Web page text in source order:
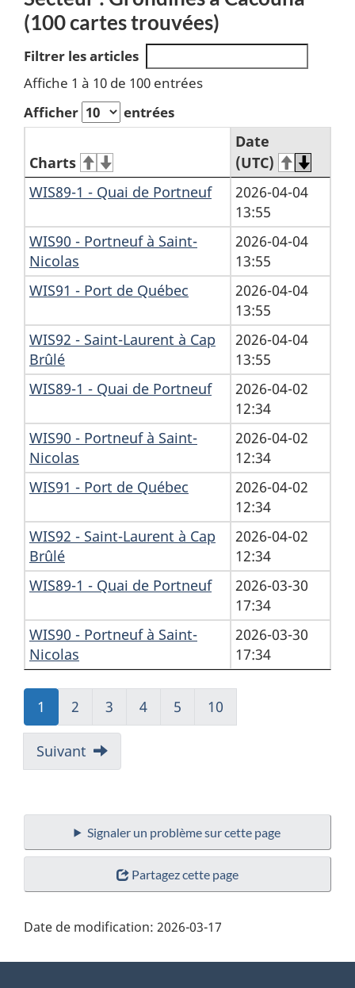
(100 cartes trouvées)
Filtrer les articles
Affiche 1 à 10 de 100 entrées
Afficher
entrées
Charts
Date
(UTC)
WIS89-1 - Quai de Portneuf
2026-04-04
13:55
WIS90 - Portneuf à Saint-
Nicolas
2026-04-04
13:55
WIS91 - Port de Québec
2026-04-04
13:55
WIS92 - Saint-Laurent à Cap
Brûlé
2026-04-04
13:55
WIS89-1 - Quai de Portneuf
2026-04-02
12:34
WIS90 - Portneuf à Saint-
Nicolas
2026-04-02
12:34
WIS91 - Port de Québec
2026-04-02
12:34
WIS92 - Saint-Laurent à Cap
Brûlé
2026-04-02
12:34
WIS89-1 - Quai de Portneuf
2026-03-30
17:34
WIS90 - Portneuf à Saint-
Nicolas
2026-03-30
17:34
Aller
à:
Page
1
Aller
à:
Page
2
Aller
à:
Page
3
Aller
à:
4
Aller
à:
5
Aller
à:
10
Suivant
Signaler un problème sur cette page
Partagez cette page
Date de modification: 2026-03-17